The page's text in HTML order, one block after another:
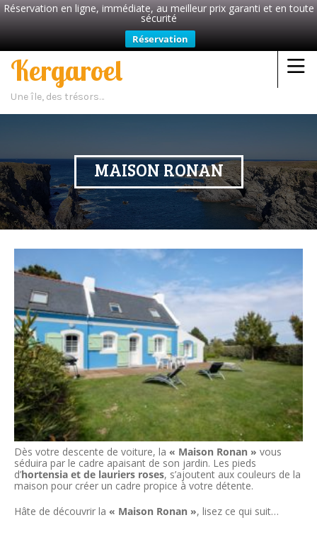
Réservation en ligne, immédiate, au meilleur prix garanti et en toute
sécurité
Réservation
Kergaroel
Une île, des trésors…
MAISON RONAN
Dès votre descente de voiture, la « Maison Ronan » vous
séduira par le cadre apaisant de son jardin. Les pieds
d’hortensia et de lauriers roses, s’ajoutent aux couleurs de la
maison pour créer un cadre propice à votre détente.
Hâte de découvrir la « Maison Ronan », lisez ce qui suit…